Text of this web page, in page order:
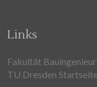
Links
Fakultät
TU Dresden